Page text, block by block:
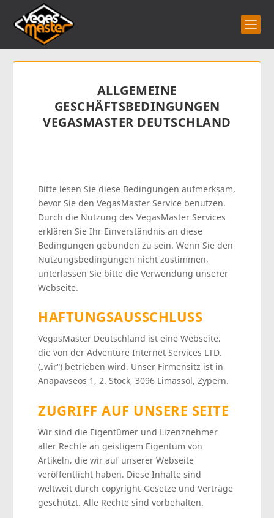
ALLGEMEINE
GESCHÄFTSBEDINGUNGEN
VEGASMASTER DEUTSCHLAND
Bitte lesen Sie diese Bedingungen aufmerksam,
bevor Sie den VegasMaster Service benutzen.
Durch die Nutzung des VegasMaster Services
erklären Sie Ihr Einverständnis an diese
Bedingungen gebunden zu sein. Wenn Sie den
Nutzungsbedingungen nicht zustimmen,
unterlassen Sie bitte die Verwendung unserer
Webseite.
HAFTUNGSAUSSCHLUSS
VegasMaster Deutschland ist eine Webseite,
die von der Adventure Internet Services LTD.
(„wir“) betrieben wird. Unser Firmensitz ist in
Anapavseos 1, 2. Stock, 3096 Limassol, Zypern.
ZUGRIFF AUF UNSERE SEITE
Wir sind die Eigentümer und Lizenznehmer
aller Rechte an geistigem Eigentum von
Artikeln, die wir auf unserer Webseite
veröffentlicht haben. Diese Inhalte sind
weltweit durch copyright-Gesetze und Verträge
geschützt. Alle Rechte sind vorbehalten.